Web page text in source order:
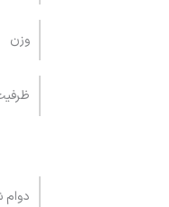
وزن
دوام